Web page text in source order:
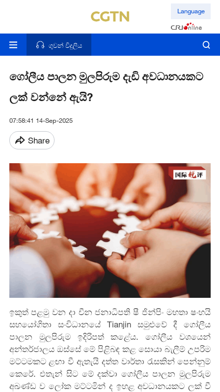
Language
ගුවන් විදුලිය
ගෝලීය පාලන මුලපිරුම දැඩි අවධානයකට
ලක් වන්නේ ඇයි?
07:58:41 14-Sep-2025
Share
ඉකුත් පළමු වන දා චීන ජනාධිපති ෂී ජින්පිං මහතා ෂංහයි
සහයෝගිතා සංවිධානයේ Tianjin සමුළුවේ දී ගෝලීය
පාලන මුලපිරුම ඉදිරිපත් කළේය. ගෝලීය වශයෙන්
අන්තර්ජාලය ඔස්සේ මේ පිළිබඳ කළ සොයා බැලීම් උපරිම
මට්ටමකට ළඟා වී ඇතැයි දත්ත වාර්තා රැසකින් පෙන්නුම්
කෙරේ. එතැන් සිට මේ දක්වා ගෝලීය පාලන මුලපිරුම
අඛණ්ඩ ව ලෝක මට්ටමින් ද ඉහළ අවධානයකට ලක් වී